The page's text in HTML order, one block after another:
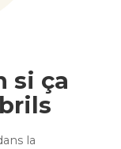
si ça
la